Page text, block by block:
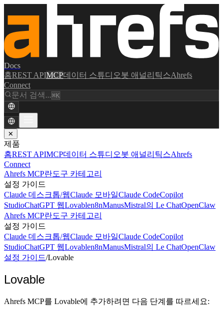
Docs
홈REST APIMCP데이터 스튜디오봇 애널리틱스Ahrefs
Connect
문서 검색...⌘K
✕
제품
홈REST APIMCP데이터 스튜디오봇 애널리틱스Ahrefs
Connect
Ahrefs MCP란도구 카테고리
설정 가이드
Claude 데스크톱/웹Claude 모바일Claude CodeCopilot
StudioChatGPT 웹Lovablen8nManusMistral의 Le ChatOpenClaw
Ahrefs MCP란도구 카테고리
설정 가이드
Claude 데스크톱/웹Claude 모바일Claude CodeCopilot
StudioChatGPT 웹Lovablen8nManusMistral의 Le ChatOpenClaw
설정 가이드/Lovable
Lovable
Ahrefs MCP를 Lovable에 추가하려면 다음 단계를 따르세요: